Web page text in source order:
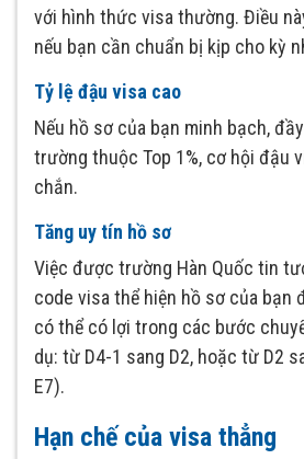
với hình thức visa thường. Điều
nếu bạn cần chuẩn bị kịp cho kỳ
Tỷ lệ đậu visa cao
Nếu hồ sơ của bạn minh bạch,
trường thuộc Top 1%, cơ hội đậu
chắn.
Tăng uy tín hồ sơ
Việc được trường Hàn Quốc tin
code visa thể hiện hồ sơ của bạn
có thể có lợi trong các bước
dụ: từ D4-1 sang D2, hoặc từ D2
E7).
Hạn chế của visa thẳng